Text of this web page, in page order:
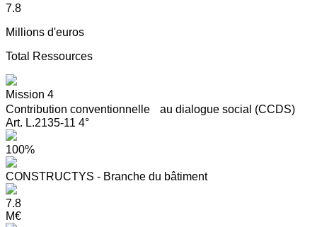
7.8
Millions d'euros
Total Ressources
Mission 4
Contribution conventionnelle au dialogue social (CCDS)
Art. L.2135-11 4°
100%
CONSTRUCTYS - Branche du bâtiment
7.8
M€